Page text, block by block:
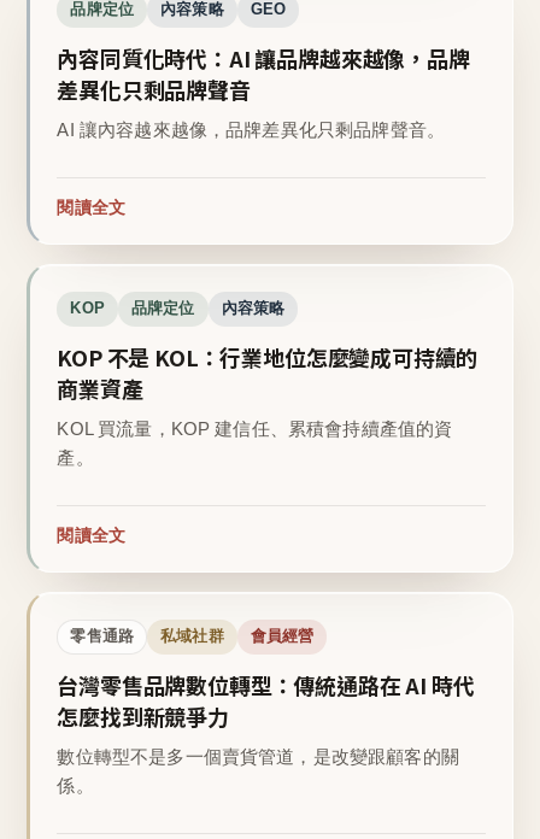
品牌定位 內容策略 GEO
內容同質化時代：AI 讓品牌越來越像，品牌
差異化只剩品牌聲音
AI 讓內容越來越像，品牌差異化只剩品牌聲音。
閱讀全文
KOP 品牌定位 內容策略
KOP 不是 KOL：行業地位怎麼變成可持續的
商業資產
KOL 買流量，KOP 建信任、累積會持續產值的資
產。
閱讀全文
零售通路 私域社群 會員經營
台灣零售品牌數位轉型：傳統通路在 AI 時代
怎麼找到新競爭力
數位轉型不是多一個賣貨管道，是改變跟顧客的關
係。